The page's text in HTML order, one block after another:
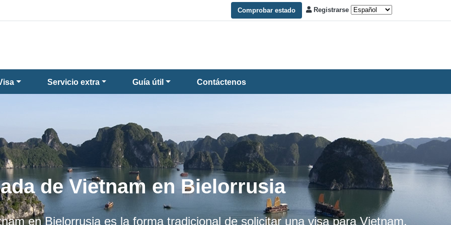
Comprobar estado Registrarse
Servicio extra Guía útil Contáctenos
de Vietnam en Bielorrusia
en Bielorrusia es la forma tradicional de solicitar una visa para Vietnam.